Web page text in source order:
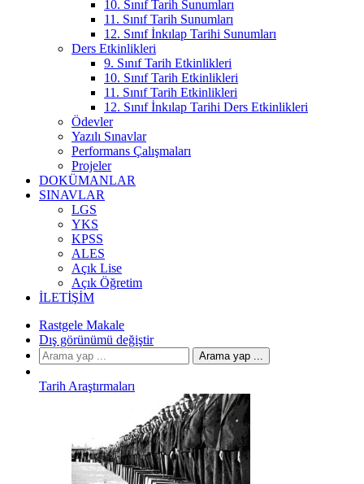
10. Sınıf Tarih Sunumları
11. Sınıf Tarih Sunumları
12. Sınıf İnkılap Tarihi Sunumları
Ders Etkinlikleri
9. Sınıf Tarih Etkinlikleri
10. Sınıf Tarih Etkinlikleri
11. Sınıf Tarih Etkinlikleri
12. Sınıf İnkılap Tarihi Ders Etkinlikleri
Ödevler
Yazılı Sınavlar
Performans Çalışmaları
Projeler
DOKÜMANLAR
SINAVLAR
LGS
YKS
KPSS
ALES
Açık Lise
Açık Öğretim
İLETIŞIM
Rastgele Makale
Dış görünümü değiştir
Arama yap ...
Tarih Araştırmaları